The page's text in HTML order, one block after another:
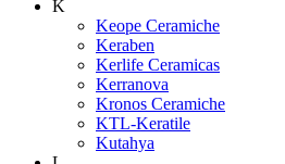
K
Keope Ceramiche
Keraben
Kerlife Ceramicas
Kerranova
Kronos Ceramiche
KTL-Keratile
Kutahya